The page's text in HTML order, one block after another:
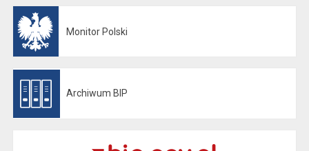
Monitor Polski
Archiwum BIP